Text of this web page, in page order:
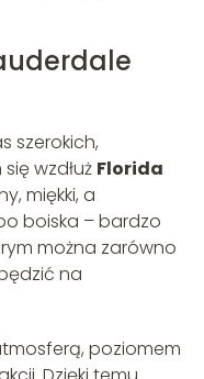
szerokich,
wzdłuż Florida
miękki, a
boiska – bardzo
można zarówno
na
poziomem